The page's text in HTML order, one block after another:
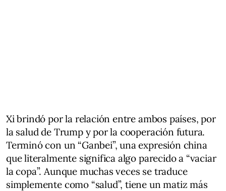
Xi brindó por la relación entre ambos países, por
la salud de Trump y por la cooperación futura.
Terminó con un “Ganbei”, una expresión china
que literalmente significa algo parecido a “vaciar
la copa”. Aunque muchas veces se traduce
simplemente como “salud”, tiene un matiz más